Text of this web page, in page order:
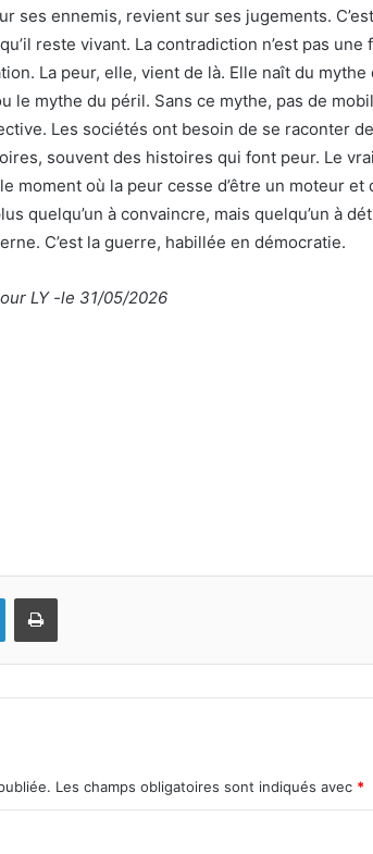
ses ennemis, revient sur ses jugements.
reste vivant. La contradiction n’est pas une
La peur, elle, vient de là. Elle naît du
le mythe du péril. Sans ce mythe, pas de
Les sociétés ont besoin de se raconter
souvent des histoires qui font peur. Le
moment où la peur cesse d’être un moteur et
quelqu’un à convaincre, mais quelqu’un à
C’est la guerre, habillée en démocratie.
LY -le 31/05/2026
LinkedinImprimer
Les champs obligatoires sont indiqués avec *